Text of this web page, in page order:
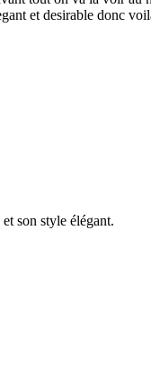
et desirable donc
son style élégant.